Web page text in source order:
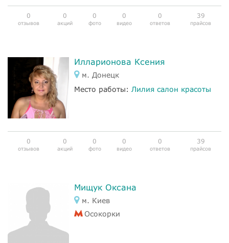
0
отзывов
0
акций
0
фото
0
видео
0
ответов
39
прайсов
Илларионова Ксения
м. Донецк
Место работы: Лилия салон красоты
0
отзывов
0
акций
0
фото
0
видео
0
ответов
39
прайсов
Мищук Оксана
м. Киев
Осокорки